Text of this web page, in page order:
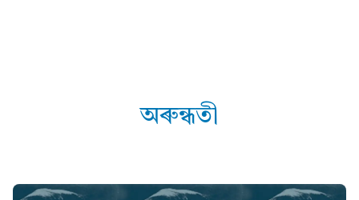
অৰুন্ধতী